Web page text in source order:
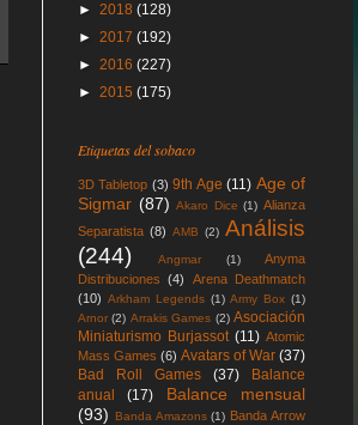
► 2018 (128)
► 2017 (192)
► 2016 (227)
► 2015 (175)
Etiquetas del sobaco
3D Tabletop (3) 9th Age (11) Age of
Sigmar (87) Akaro Dice (1) Alianza
Separatista (8) AMB (2) Análisis
(244)
Angmar (1)
Anyma
Distribuciones
(4)
Arena Deathmatch
(10) Arkham Legends (1) Army Box (1)
Arnor (2) Arrakis Games (2) Asociación
Miniaturismo Burjassot (11) Atomic
Mass Games (6) Avatars of War (37)
Bad Roll Games
(37)
Balance
anual
(17)
Balance mensual
(93)
Banda Amazons (1) Banda Arrow